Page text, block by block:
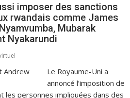
imposer des sanctions
rwandais comme James
Mubarak
Nyakarundi
Le Royaume-Uni a
annoncé l’imposition de
les personnes impliquées dans des